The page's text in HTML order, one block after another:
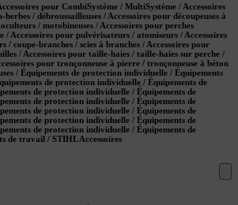
pour CombiSystème / MultiSystème / Accessoires
/ débroussailleuses / Accessoires pour découpeuses à
/ motobineuses / Accessoires pour perches
/ Accessoires pour pulvérisateurs / atomiseurs / Accessoires
/ coupe-branches / scies à branches / Accessoires pour
/ Accessoires pour taille-haies / taille-haies sur perche /
pour tronçonneuse à pierre / tronçonneuse à béton
/ Équipements de protection individuelle / Équipements
de protection individuelle / Équipements de
de protection individuelle / Équipements de
de protection individuelle / Équipements de
de protection individuelle / Équipements de
de protection individuelle / Équipements de
de protection individuelle / Équipements de
de travail / STIHL Accessoires